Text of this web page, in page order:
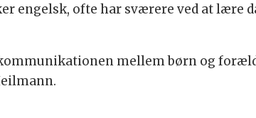
engelsk, ofte har sværere ved at lære
mellem børn og